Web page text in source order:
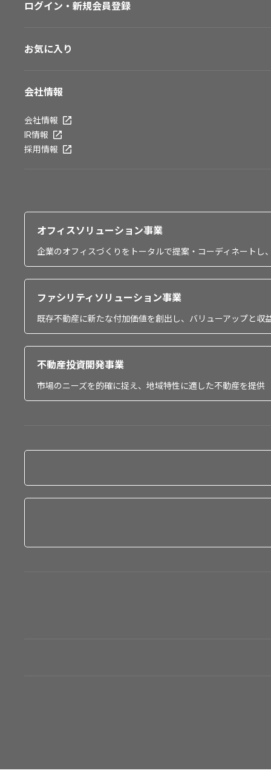
ログイン・新規会員登録
お気に入り
会社情報
会社情報
IR情報
採用情報
オフィスソリューション事業
企業のオフィスづくりをトータルで提案・コーディネート
ファシリティソリューション事業
既存不動産に新たな付加価値を創出し、バリューアップと収
不動産投資開発事業
市場のニーズを的確に捉え、地域特性に適した不動産を提供